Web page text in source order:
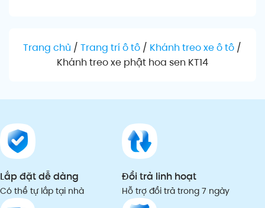
Trang chủ /Trang trí ô tô / Khánh treo xe ô tô /
Khánh treo xe phật hoa sen KT14
Lắp đặt dễ dàng
Có thể tự lắp tại nhà
Đổi trả linh hoạt
Hỗ trợ đổi trả trong 7 ngày